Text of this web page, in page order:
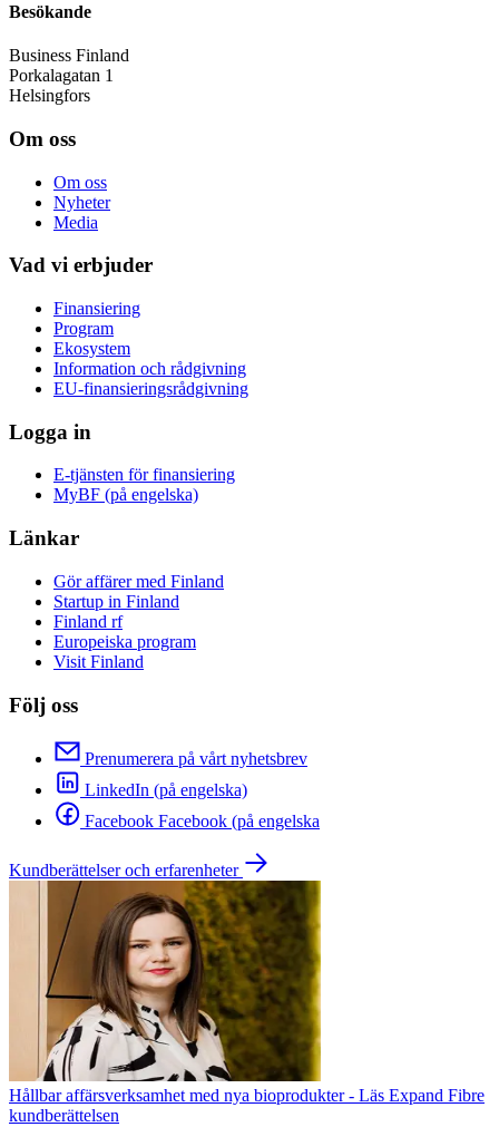
Besökande
Business Finland
Porkalagatan 1
Helsingfors
Om oss
Om oss
Nyheter
Media
Vad vi erbjuder
Finansiering
Program
Ekosystem
Information och rådgivning
EU-finansieringsrådgivning
Logga in
E-tjänsten för finansiering
MyBF (på engelska)
Länkar
Gör affärer med Finland
Startup in Finland
Finland rf
Europeiska program
Visit Finland
Följ oss
Prenumerera på vårt nyhetsbrev
LinkedIn (på engelska)
Facebook Facebook (på engelska
Kundberättelser och erfarenheter
Hållbar affärsverksamhet med nya bioprodukter - Läs Expand Fibre
kundberättelsen